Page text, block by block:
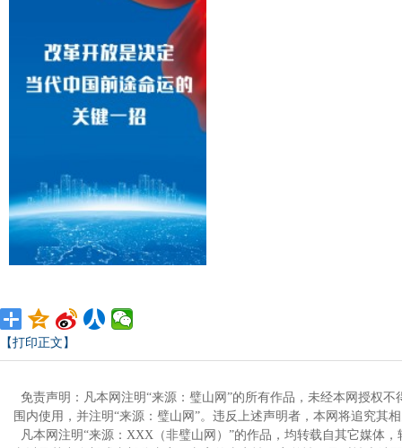
【打印正文】
免责声明：凡本网注明“来源：璧山网”的所有作品，未经本网授权
围内使用，并注明“来源：璧山网”。违反上述声明者，本网将追究其
凡本网注明“来源：XXX（非璧山网）”的作品，均转载自其它媒体